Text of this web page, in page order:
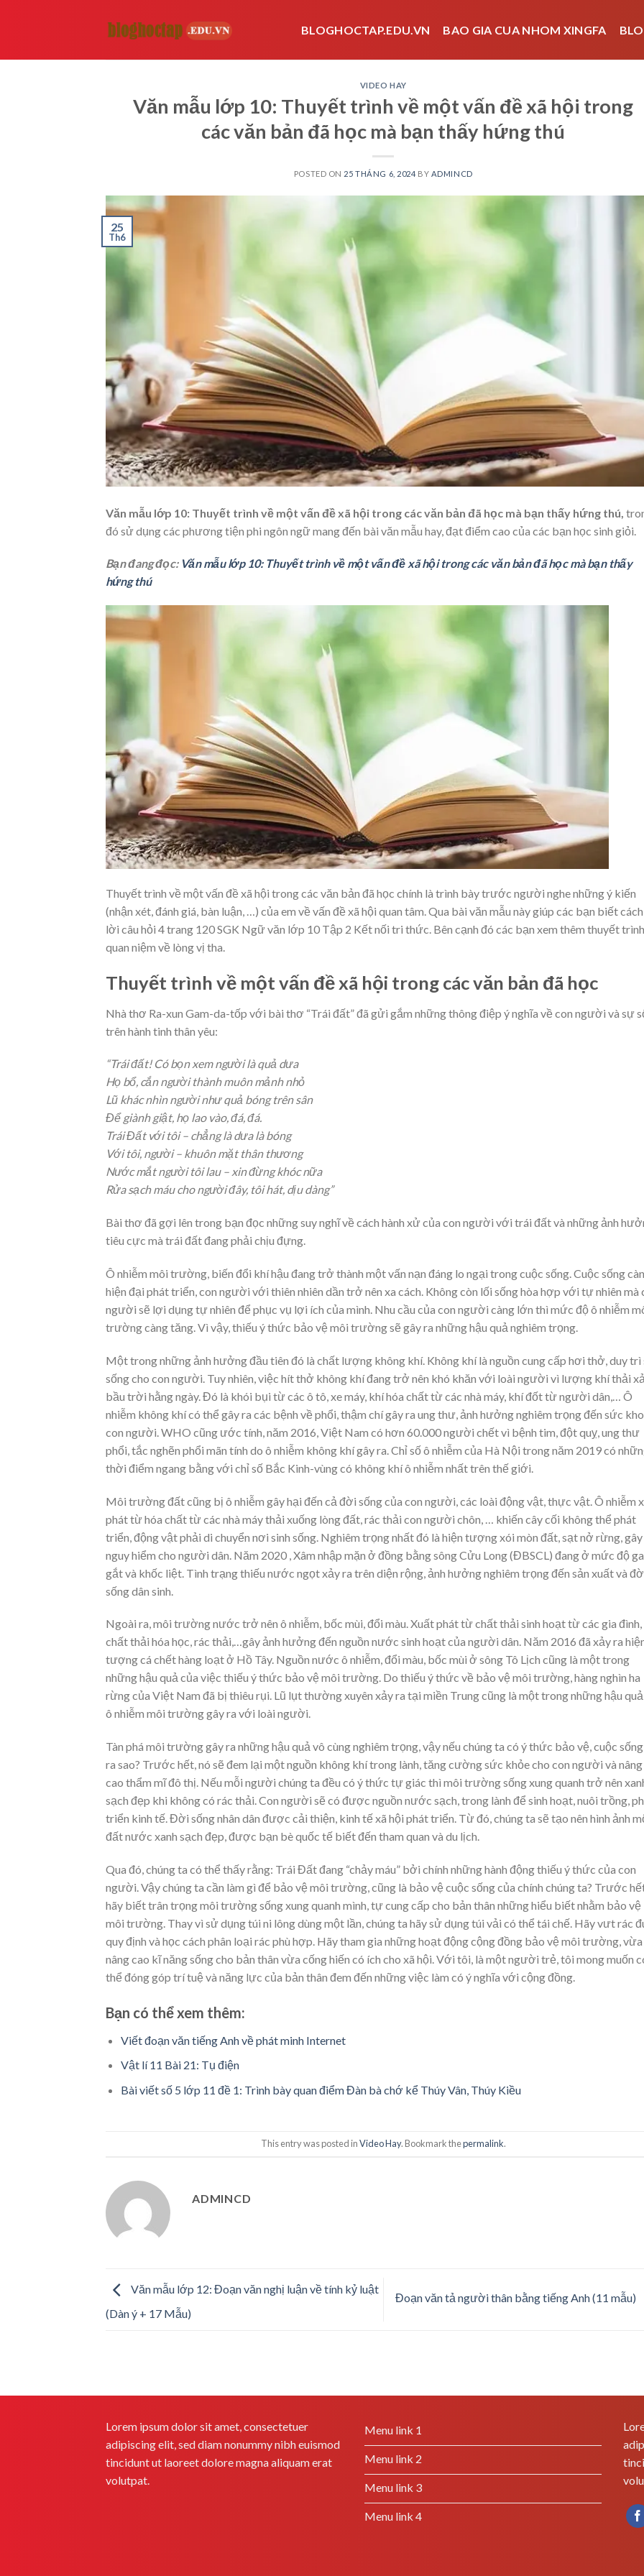
BLOGHOCTAP.EDU.VN BAO GIA CUA NHOM XINGFA
VIDEO HAY
Văn mẫu lớp 10: Thuyết trình về một vấn đề xã hội trong
các văn bản đã học mà bạn thấy hứng thú
POSTED ON 25 THÁNG 6, 2024 BY ADMINCD
25
Th6
Văn mẫu lớp 10: Thuyết trình về một vấn đề xã hội trong các văn bản đã học mà bạn thấy hứng thú,
đó sử dụng các phương tiện phi ngôn ngữ mang đến bài văn mẫu hay, đạt điểm cao của các bạn học sinh giỏi.
Bạn đang đọc: Văn mẫu lớp 10: Thuyết trình về một vấn đề xã hội trong các văn bản đã học mà bạn thấy
hứng thú
Thuyết trình về một vấn đề xã hội trong các văn bản đã học chính là trình bày trước người nghe những ý kiến
(nhận xét, đánh giá, bàn luận, …) của em về vấn đề xã hội quan tâm. Qua bài văn mẫu này giúp các bạn biết
lời câu hỏi 4 trang 120 SGK Ngữ văn lớp 10 Tập 2 Kết nối tri thức. Bên cạnh đó các bạn xem thêm thuyết trình
quan niệm về lòng vị tha.
Thuyết trình về một vấn đề xã hội trong các văn bản đã học
Nhà thơ Ra-xun Gam-da-tốp với bài thơ “Trái đất” đã gửi gắm những thông điệp ý nghĩa về con người và sự
trên hành tinh thân yêu:
“Trái đất! Có bọn xem người là quả dưa
Họ bổ, cắn người thành muôn mảnh nhỏ
Lũ khác nhìn người như quả bóng trên sân
Để giành giật, họ lao vào, đá, đá.
Trái Đất với tôi – chẳng là dưa là bóng
Với tôi, người – khuôn mặt thân thương
Nước mắt người tôi lau – xin đừng khóc nữa
Rửa sạch máu cho người đây, tôi hát, dịu dàng”
Bài thơ đã gợi lên trong bạn đọc những suy nghĩ về cách hành xử của con người với trái đất và những ảnh
tiêu cực mà trái đất đang phải chịu đựng.
Ô nhiễm môi trường, biến đổi khí hậu đang trở thành một vấn nạn đáng lo ngại trong cuộc sống. Cuộc sống
hiện đại phát triển, con người với thiên nhiên dần trở nên xa cách. Không còn lối sống hòa hợp với tự nhiên mà
người sẽ lợi dụng tự nhiên để phục vụ lợi ích của mình. Nhu cầu của con người càng lớn thì mức độ ô nhiễm
trường càng tăng. Vì vậy, thiếu ý thức bảo vệ môi trường sẽ gây ra những hậu quả nghiêm trọng.
Một trong những ảnh hưởng đầu tiên đó là chất lượng không khí. Không khí là nguồn cung cấp hơi thở, duy trì
sống cho con người. Tuy nhiên, việc hít thở không khí đang trở nên khó khăn với loài người vì lượng khí thải
bầu trời hằng ngày. Đó là khói bụi từ các ô tô, xe máy, khí hóa chất từ các nhà máy, khí đốt từ người dân,… Ô
nhiễm không khí có thể gây ra các bệnh về phổi, thậm chí gây ra ung thư, ảnh hưởng nghiêm trọng đến sức
con người. WHO cũng ước tính, năm 2016, Việt Nam có hơn 60.000 người chết vì bệnh tim, đột quỵ, ung thư
phổi, tắc nghẽn phổi mãn tính do ô nhiễm không khí gây ra. Chỉ số ô nhiễm của Hà Nội trong năm 2019 có
thời điểm ngang bằng với chỉ số Bắc Kinh-vùng có không khí ô nhiễm nhất trên thế giới.
Môi trường đất cũng bị ô nhiễm gây hại đến cả đời sống của con người, các loài động vật, thực vật. Ô nhiễm
phát từ hóa chất từ các nhà máy thải xuống lòng đất, rác thải con người chôn, … khiến cây cối không thể phát
triển, động vật phải di chuyển nơi sinh sống. Nghiêm trọng nhất đó là hiện tượng xói mòn đất, sạt nở rừng, gây
nguy hiểm cho người dân. Năm 2020 , Xâm nhập mặn ở đồng bằng sông Cửu Long (ĐBSCL) đang ở mức độ
gắt và khốc liệt. Tình trạng thiếu nước ngọt xảy ra trên diện rộng, ảnh hưởng nghiêm trọng đến sản xuất và
sống dân sinh.
Ngoài ra, môi trường nước trở nên ô nhiễm, bốc mùi, đổi màu. Xuất phát từ chất thải sinh hoạt từ các gia đình,
chất thải hóa học, rác thải,…gây ảnh hưởng đến nguồn nước sinh hoạt của người dân. Năm 2016 đã xảy ra
tượng cá chết hàng loạt ở Hồ Tây. Nguồn nước ô nhiễm, đổi màu, bốc mùi ở sông Tô Lịch cũng là một trong
những hậu quả của việc thiếu ý thức bảo vệ môi trường. Do thiếu ý thức về bảo vệ môi trường, hàng nghìn ha
rừng của Việt Nam đã bị thiêu rụi. Lũ lụt thường xuyên xảy ra tại miền Trung cũng là một trong những hậu
ô nhiễm môi trường gây ra với loài người.
Tàn phá môi trường gây ra những hậu quả vô cùng nghiêm trọng, vậy nếu chúng ta có ý thức bảo vệ, cuộc
ra sao? Trước hết, nó sẽ đem lại một nguồn không khí trong lành, tăng cường sức khỏe cho con người và nâng
cao thẩm mĩ đô thị. Nếu mỗi người chúng ta đều có ý thức tự giác thì môi trường sống xung quanh trở nên
sạch đẹp khi không có rác thải. Con người sẽ có được nguồn nước sạch, trong lành để sinh hoạt, nuôi trồng,
triển kinh tế. Đời sống nhân dân được cải thiện, kinh tế xã hội phát triển. Từ đó, chúng ta sẽ tạo nên hình ảnh
đất nước xanh sạch đẹp, được bạn bè quốc tế biết đến tham quan và du lịch.
Qua đó, chúng ta có thể thấy rằng: Trái Đất đang “chảy máu” bởi chính những hành động thiếu ý thức của con
người. Vậy chúng ta cần làm gì để bảo vệ môi trường, cũng là bảo vệ cuộc sống của chính chúng ta? Trước
hãy biết trân trọng môi trường sống xung quanh mình, tự cung cấp cho bản thân những hiểu biết nhằm bảo vệ
môi trường. Thay vì sử dụng túi ni lông dùng một lần, chúng ta hãy sử dụng túi vải có thể tái chế. Hãy vưt rác
quy định và học cách phân loại rác phù hợp. Hãy tham gia những hoạt động cộng đồng bảo vệ môi trường, vừa
nâng cao kĩ năng sống cho bản thân vừa cống hiến có ích cho xã hội. Với tôi, là một người trẻ, tôi mong muốn
thể đóng góp trí tuệ và năng lực của bản thân đem đến những việc làm có ý nghĩa với cộng đồng.
Bạn có thể xem thêm:
Viết đoạn văn tiếng Anh về phát minh Internet
Vật lí 11 Bài 21: Tụ điện
Bài viết số 5 lớp 11 đề 1: Trình bày quan điểm Đàn bà chớ kể Thúy Vân, Thúy Kiều
This entry was posted inVideo Hay. Bookmark thepermalink.
ADMINCD
Văn mẫu lớp 12: Đoạn văn nghị luận về tính kỷ luật
(Dàn ý + 17 Mẫu)
Đoạn văn tả người thân bằng tiếng Anh (11 mẫu)
Lorem ipsum dolor sit amet, consectetuer
adipiscing elit, sed diam nonummy nibh euismod
tincidunt ut laoreet dolore magna aliquam erat
volutpat.
Menu link 1
Menu link 2
Menu link 3
Menu link 4